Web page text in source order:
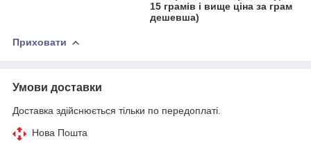
15 грамів і вище ціна за грам
дешевша)
Приховати
Умови доставки
Доставка здійснюється тільки по передоплаті.
Нова Пошта